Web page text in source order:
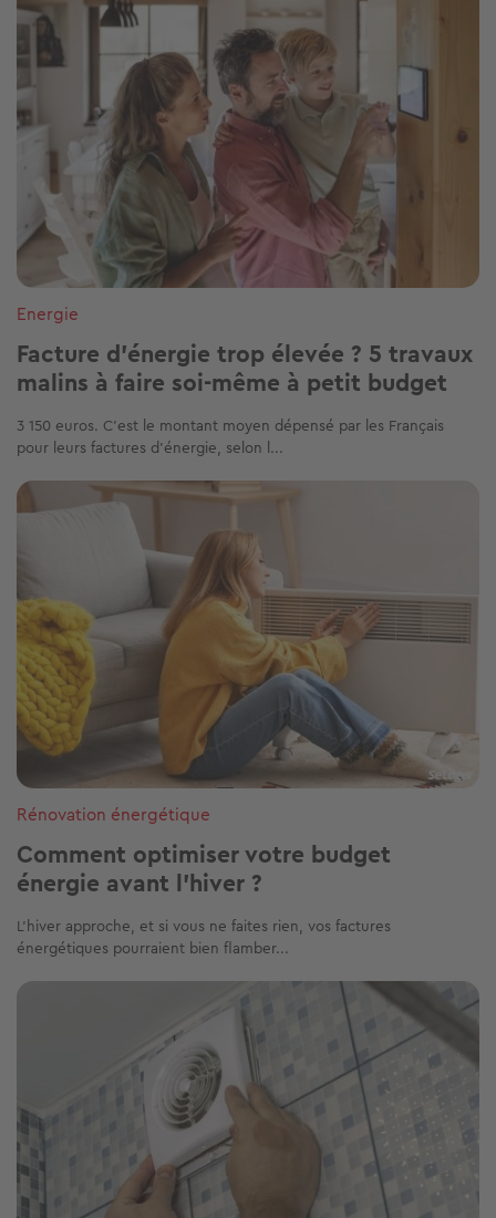
Energie
Facture d’énergie trop élevée ? 5 travaux
malins à faire soi-même à petit budget
3 150 euros. C’est le montant moyen dépensé par les Français
pour leurs factures d’énergie, selon l...
Image
Rénovation énergétique
Comment optimiser votre budget
énergie avant l’hiver ?
L’hiver approche, et si vous ne faites rien, vos factures
énergétiques pourraient bien flamber...
Image